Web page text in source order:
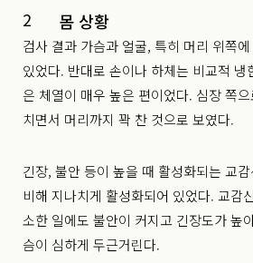
2 몸 상황
검사 결과 가슴과 얼굴, 특히 머리 위쪽
있었다. 반대로 손이나 하체는 비교적 냉
은 체열이 매우 높은 편이었다. 심장 쪽
치면서 머리까지 꽉 찬 것으로 보였다.
긴장, 불안 등이 높을 때 활성화되는 교
비해 지나치게 활성화되어 있었다. 교감
소한 일에도 불안이 커지고 긴장도가 높
슴이 심하게 두근거린다.